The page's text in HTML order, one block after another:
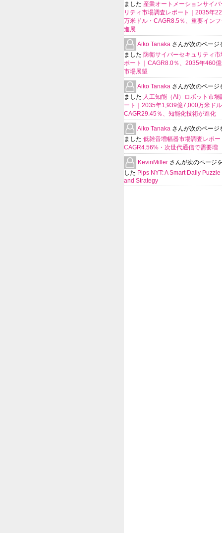
ました 産業オートメーションサイ
リティ市場調査レポート｜2035年
万米ドル・CAGR8.5％、重要イン
進展
Aiko Tanaka さんが次のページ
ました 防衛サイバーセキュリティ
ポート｜CAGR8.0％、2035年460
市場展望
Aiko Tanaka さんが次のページ
ました 人工知能（AI）ロボット市場
ート｜2035年1,939億7,000万米ド
CAGR29.45％、知能化技術が進化
Aiko Tanaka さんが次のページ
ました 低雑音増幅器市場調査レポー
CAGR4.56%・次世代通信で需要増
KevinMiller さんが次のページ
した Pips NYT: A Smart Daily
and Strategy